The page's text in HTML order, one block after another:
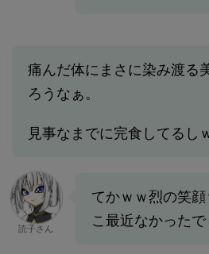
痛んだ体にまさに染み渡る
ろうなぁ。
見事なまでに完食してるし
読子さん
てかｗｗ烈の笑
こ最近なかったで